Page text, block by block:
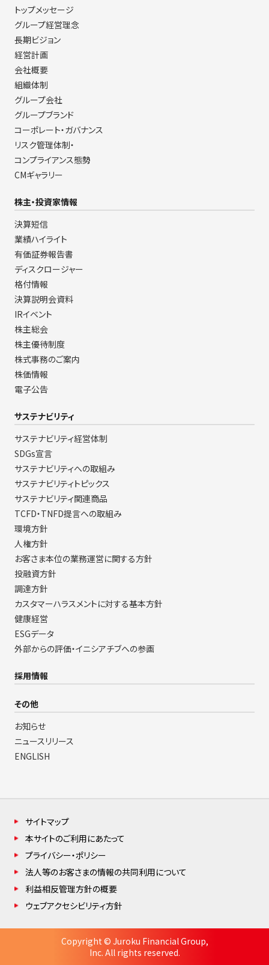
トップメッセージ
グループ経営理念
長期ビジョン
経営計画
会社概要
組織体制
グループ会社
グループブランド
コーポレート・ガバナンス
リスク管理体制・
コンプライアンス態勢
CMギャラリー
株主・投資家情報
決算短信
業績ハイライト
有価証券報告書
ディスクロージャー
格付情報
決算説明会資料
IRイベント
株主総会
株主優待制度
株式事務のご案内
株価情報
電子公告
サステナビリティ
サステナビリティ経営体制
SDGs宣言
サステナビリティへの取組み
サステナビリティトピックス
サステナビリティ関連商品
TCFD・TNFD提言への取組み
環境方針
人権方針
お客さま本位の業務運営に関する方針
投融資方針
調達方針
カスタマーハラスメントに対する基本方針
健康経営
ESGデータ
外部からの評価・イニシアチブへの参画
採用情報
その他
お知らせ
ニュースリリース
ENGLISH
サイトマップ
本サイトのご利用にあたって
プライバシー・ポリシー
法人等のお客さまの情報の共同利用について
利益相反管理方針の概要
ウェブアクセシビリティ方針
Copyright © Juroku Financial Group,
Inc. All rights reserved.